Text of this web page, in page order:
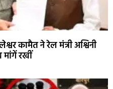
कामैत ने रेल मंत्री अश्विनी
रखीं